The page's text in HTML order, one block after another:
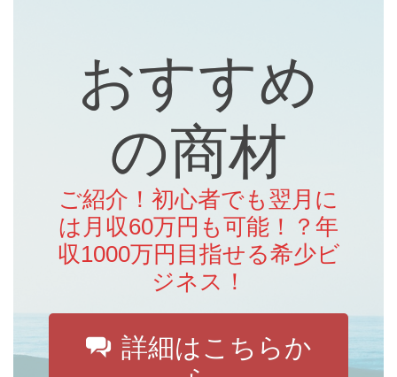
おすすめ
の商材
ご紹介！初心者でも翌月に
は月収60万円も可能！？年
収1000万円目指せる希少ビ
ジネス！
詳細はこちらか